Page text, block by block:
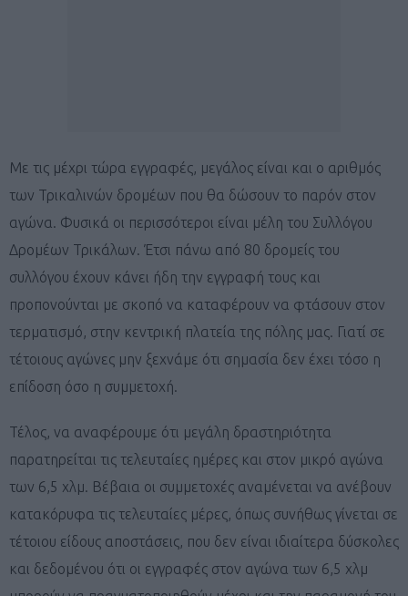
Με τις μέχρι τώρα εγγραφές, μεγάλος είναι και ο αριθμός
των Τρικαλινών δρομέων που θα δώσουν το παρόν στον
αγώνα. Φυσικά οι περισσότεροι είναι μέλη του Συλλόγου
Δρομέων Τρικάλων. Έτσι πάνω από 80 δρομείς του
συλλόγου έχουν κάνει ήδη την εγγραφή τους και
προπονούνται με σκοπό να καταφέρουν να φτάσουν στον
τερματισμό, στην κεντρική πλατεία της πόλης μας. Γιατί σε
τέτοιους αγώνες μην ξεχνάμε ότι σημασία δεν έχει τόσο η
επίδοση όσο η συμμετοχή.
Τέλος, να αναφέρουμε ότι μεγάλη δραστηριότητα
παρατηρείται τις τελευταίες ημέρες και στον μικρό αγώνα
των 6,5 χλμ. Βέβαια οι συμμετοχές αναμένεται να ανέβουν
κατακόρυφα τις τελευταίες μέρες, όπως συνήθως γίνεται σε
τέτοιου είδους αποστάσεις, που δεν είναι ιδιαίτερα δύσκολες
και δεδομένου ότι οι εγγραφές στον αγώνα των 6,5 χλμ